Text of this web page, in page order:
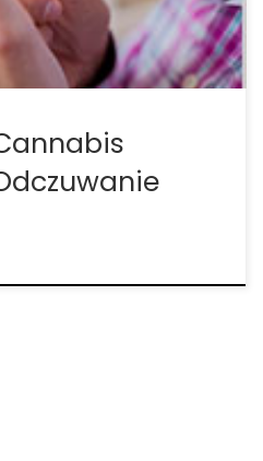
indukowanym […]